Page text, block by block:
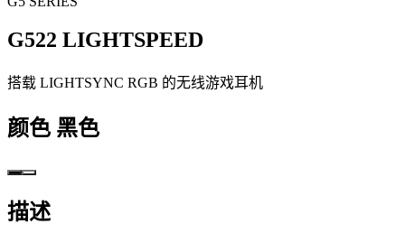
G522 LIGHTSPEED
搭载 LIGHTSYNC RGB 的无线游戏耳机
颜色 黑色
描述